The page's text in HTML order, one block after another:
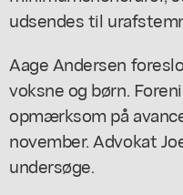
udsendes til
Aage Andersen
voksne og børn.
opmærksom på
november. Advokat
undersøge.